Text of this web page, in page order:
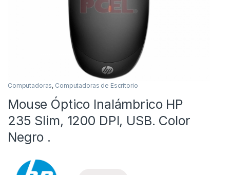
Computadoras, Computadoras de Escritorio
Mouse Óptico Inalámbrico HP
235 Slim, 1200 DPI, USB. Color
Negro .